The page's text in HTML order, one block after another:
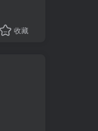
录
游
收藏